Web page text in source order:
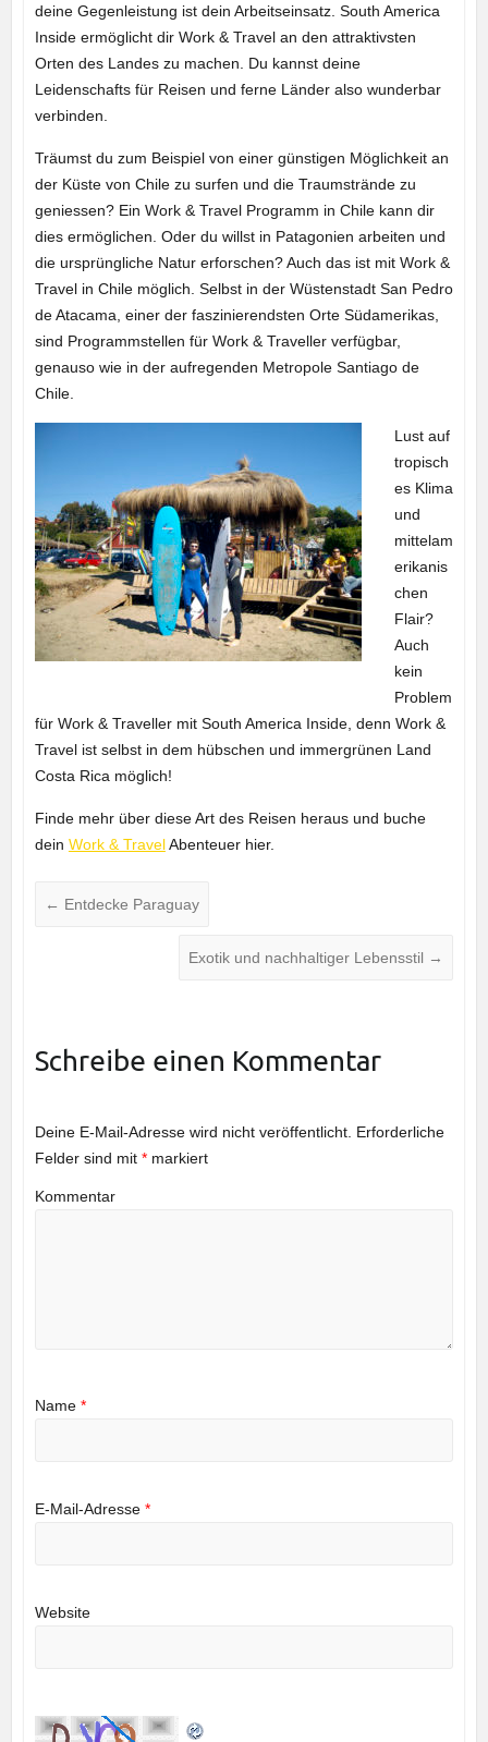
deine Gegenleistung ist dein Arbeitseinsatz. South America
Inside ermöglicht dir Work & Travel an den attraktivsten
Orten des Landes zu machen. Du kannst deine
Leidenschafts für Reisen und ferne Länder also wunderbar
verbinden.
Träumst du zum Beispiel von einer günstigen Möglichkeit an
der Küste von Chile zu surfen und die Traumstrände zu
geniessen? Ein Work & Travel Programm in Chile kann dir
dies ermöglichen. Oder du willst in Patagonien arbeiten und
die ursprüngliche Natur erforschen? Auch das ist mit Work &
Travel in Chile möglich. Selbst in der Wüstenstadt San Pedro
de Atacama, einer der faszinierendsten Orte Südamerikas,
sind Programmstellen für Work & Traveller verfügbar,
genauso wie in der aufregenden Metropole Santiago de
Chile.
Lust auf
tropisch
es Klima
und
mittelam
erikanis
chen
Flair?
Auch
kein
Problem
für Work & Traveller mit South America Inside, denn Work &
Travel ist selbst in dem hübschen und immergrünen Land
Costa Rica möglich!
Finde mehr über diese Art des Reisen heraus und buche
dein Work & TravelAbenteuer hier.
← Entdecke Paraguay
Exotik und nachhaltiger Lebensstil →
Schreibe einen Kommentar
Deine E-Mail-Adresse wird nicht veröffentlicht. Erforderliche
Felder sind mit *markiert
Kommentar
Name *
E-Mail-Adresse *
Website